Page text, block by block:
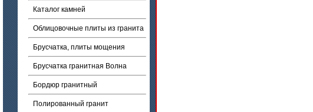
Каталог камней
Облицовочные плиты из гранита
Брусчатка, плиты мощения
Брусчатка гранитная Волна
Бордюр гранитный
Полированный гранит